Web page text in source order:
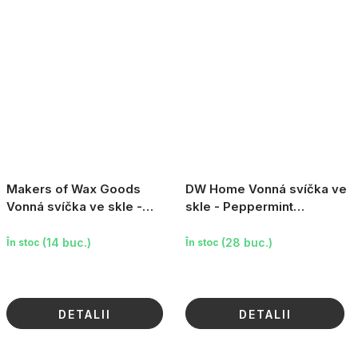
Makers of Wax Goods
Vonná svíčka ve skle -
În stoc (14 buc.)
DETALII
DW Home Vonná svíčka ve
skle - Peppermint
În stoc (28 buc.)
DETALII